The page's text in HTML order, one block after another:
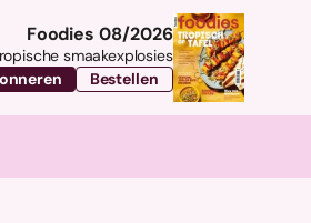
Foodies 08/2026
smaakexplosies
Bestellen